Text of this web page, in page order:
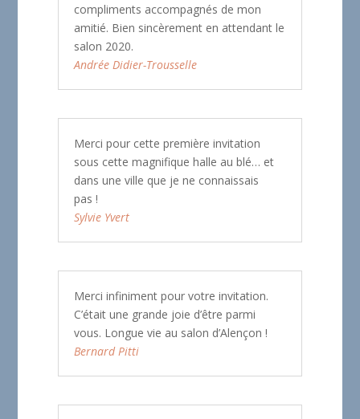
compliments accompagnés de mon
amitié. Bien sincèrement en attendant le
salon 2020.
Andrée Didier-Trousselle
Merci pour cette première invitation
sous cette magnifique halle au blé… et
dans une ville que je ne connaissais
pas !
Sylvie Yvert
Merci infiniment pour votre invitation.
C’était une grande joie d’être parmi
vous. Longue vie au salon d’Alençon !
Bernard Pitti